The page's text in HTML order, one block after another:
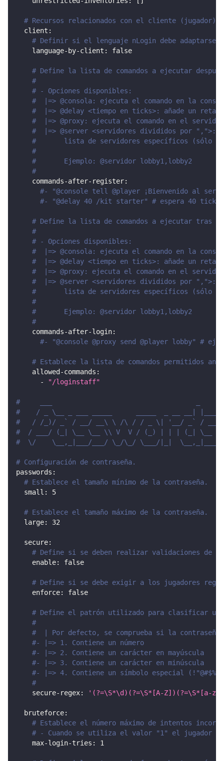
# Recursos relacionados con el cliente (jugador).
client :
# Definir si el lenguaje nLogin debe adaptarse
language-by-client : false
# Define la lista de comandos a ejecutar
#
# - Opciones disponibles:
#  |=> @consola: ejecuta el comando en la
#  |=> @delay <tiempo en ticks>: añade un
#  |=> @proxy: ejecuta el comando en el
#  |=> @server <servidores divididos por ",">:
#       lista de servidores específicos (sólo
#
#       Ejemplo: @servidor lobby1,lobby2
#
commands-after-register:
#- "@console tell @player ¡Bienvenido al
#- "@delay 40 /kit starter" # espera 40 ticks
# Define la lista de comandos a ejecutar tras
#
# - Opciones disponibles:
#  |=> @consola: ejecuta el comando en la
#  |=> @delay <tiempo en ticks>: añade un
#  |=> @proxy: ejecuta el comando en el
#  |=> @server <servidores divididos por ",">:
#       lista de servidores específicos (sólo
#
#       Ejemplo: @servidor lobby1,lobby2
#
commands-after-login:
#- "@console @proxy send @player lobby" #
# Establece la lista de comandos permitidos
allowed-commands :
-
"/loginstaff"
#     ___                                    _
#    / _ \__ _ ___ _____      _____  _ __ __| |___
#   / /_)/ _` / __/ __\ \ /\ / / _ \| '__/ _` / __|
#  / ___/ (_| \__ \__ \\ V  V / (_) | | | (_| \__ \
#  \/    \__,_|___/___/ \_/\_/ \___/|_|  \__,_|___/
# Configuración de contraseña.
passwords :
# Establece el tamaño mínimo de la contraseña.
small : 5
# Establece el tamaño máximo de la contraseña.
large: 32
secure:
# Define si se deben realizar validaciones de
enable: false
# Define si se debe exigir a los jugadores
enforce: false
# Define el patrón utilizado para clasificar una
#
#  | Por defecto, se comprueba si la contraseña
#- |=> 1. Contiene un número
#- |=> 2. Contiene un carácter en mayúscula
#- |=> 3. Contiene un carácter en minúscula
#- |=> 4. Contiene un símbolo especial
#
secure-regex: '(?=\S*\d)(?=\S*[A-Z])(?=\S*[a-
bruteforce:
# Establece el número máximo de intentos
# - Cuando se utiliza el valor "1" el jugador será
max-login-tries : 1